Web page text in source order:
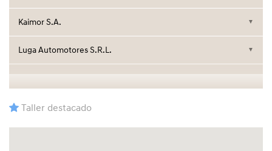
Kaimor S.A. ▼
Luga Automotores S.R.L. ▼
Taller destacado